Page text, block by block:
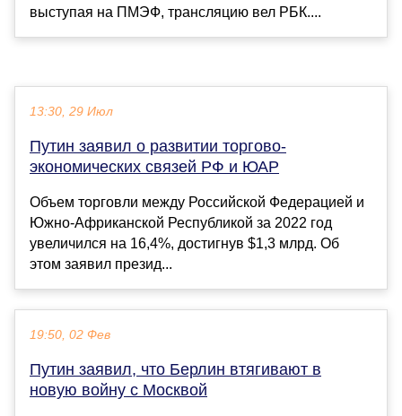
выступая на ПМЭФ, трансляцию вел РБК....
13:30, 29 Июл
Путин заявил о развитии торгово-
экономических связей РФ и ЮАР
Объем торговли между Российской Федерацией и
Южно-Африканской Республикой за 2022 год
увеличился на 16,4%, достигнув $1,3 млрд. Об
этом заявил презид...
19:50, 02 Фев
Путин заявил, что Берлин втягивают в
новую войну с Москвой